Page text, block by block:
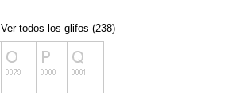
Ver todos los glifos (238)